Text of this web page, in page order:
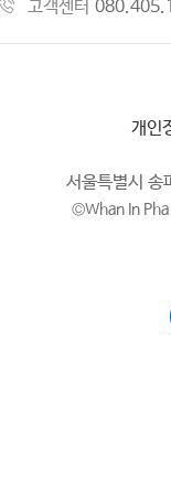
고객센터
개인
서울특별시
©Whan In